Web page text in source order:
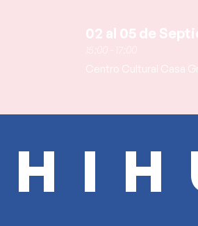
02 al 05 de
Centro Cultural Casa